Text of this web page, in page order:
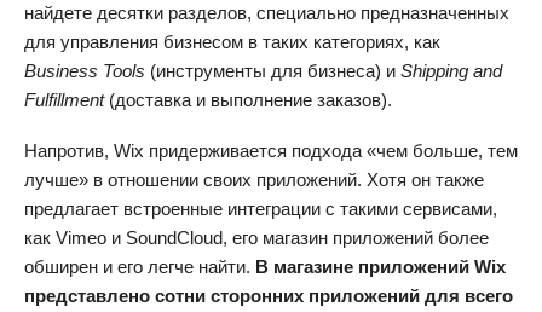
найдете десятки разделов, специально предназначенных
для управления бизнесом в таких категориях, как
Business Tools (инструменты для бизнеса) и Shipping and
Fulfillment (доставка и выполнение заказов).
Напротив, Wix придерживается подхода «чем больше, тем
лучше» в отношении своих приложений. Хотя он также
предлагает встроенные интеграции с такими сервисами,
как Vimeo и SoundCloud, его магазин приложений более
обширен и его легче найти. В магазине приложений Wix
представлено сотни сторонних приложений для всего